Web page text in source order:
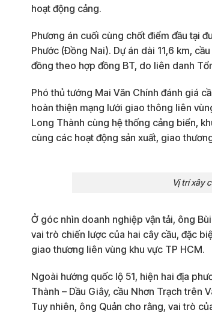
hoạt động cảng.
Phương án cuối cùng chốt điểm đầu tại
Phước (Đồng Nai). Dự án dài 11,6 km,
đồng theo hợp đồng BT, do liên danh
Phó thủ tướng Mai Văn Chính đánh giá
hoàn thiện mạng lưới giao thông liên
Long Thành cùng hệ thống cảng biển,
cùng các hoạt động sản xuất, giao
Vị trí xây
Ở góc nhìn doanh nghiệp vận tải, ông
vai trò chiến lược của hai cây cầu, đặc
giao thương liên vùng khu vực TP HCM.
Ngoài hướng quốc lộ 51, hiện hai địa
Thành – Dầu Giây, cầu Nhơn Trạch trên
Tuy nhiên, ông Quản cho rằng, vai trò